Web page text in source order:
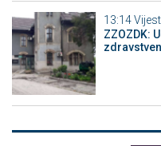
13:14
ZZOZDK: